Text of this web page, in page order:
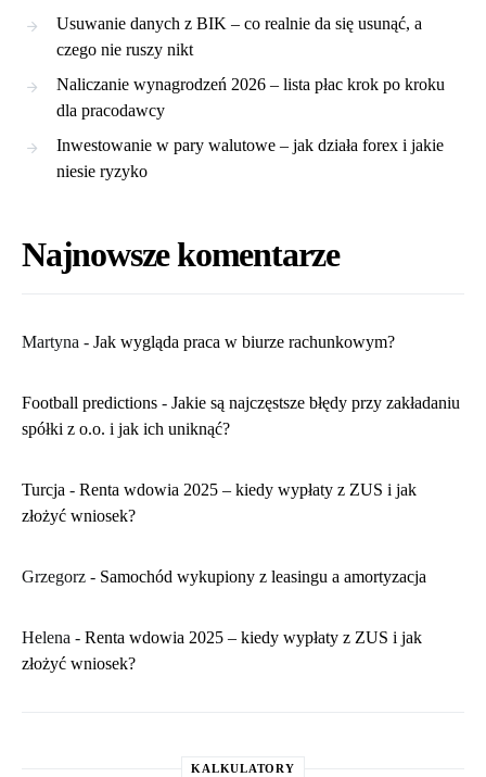
Usuwanie danych z BIK – co realnie da się usunąć, a
czego nie ruszy nikt
Naliczanie wynagrodzeń 2026 – lista płac krok po kroku
dla pracodawcy
Inwestowanie w pary walutowe – jak działa forex i jakie
niesie ryzyko
Najnowsze komentarze
Martyna - ​Jak wygląda praca w biurze rachunkowym?
Football predictions - Jakie są najczęstsze błędy przy zakładaniu
spółki z o.o. i jak ich uniknąć?
Turcja - Renta wdowia 2025 – kiedy wypłaty z ZUS i jak
złożyć wniosek?
Grzegorz - Samochód wykupiony z leasingu a amortyzacja
Helena - Renta wdowia 2025 – kiedy wypłaty z ZUS i jak
złożyć wniosek?
KALKULATORY